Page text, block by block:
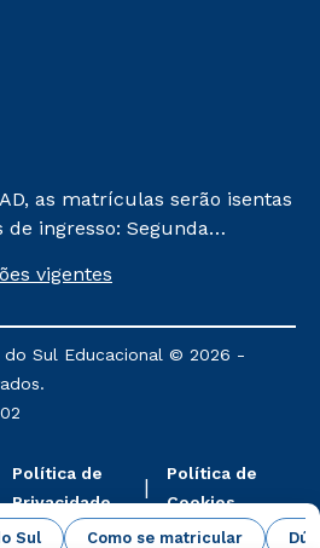
Sul Como se matricular
as matrículas serão isentas
ingresso: Segunda
de matrícula será de R$
aos cursos: Ensino
a Docência e Metodologia
Atuais.
vigentes
do Sul Educacional © 2026 -
Política de
Privacidade
Política de
Cookies